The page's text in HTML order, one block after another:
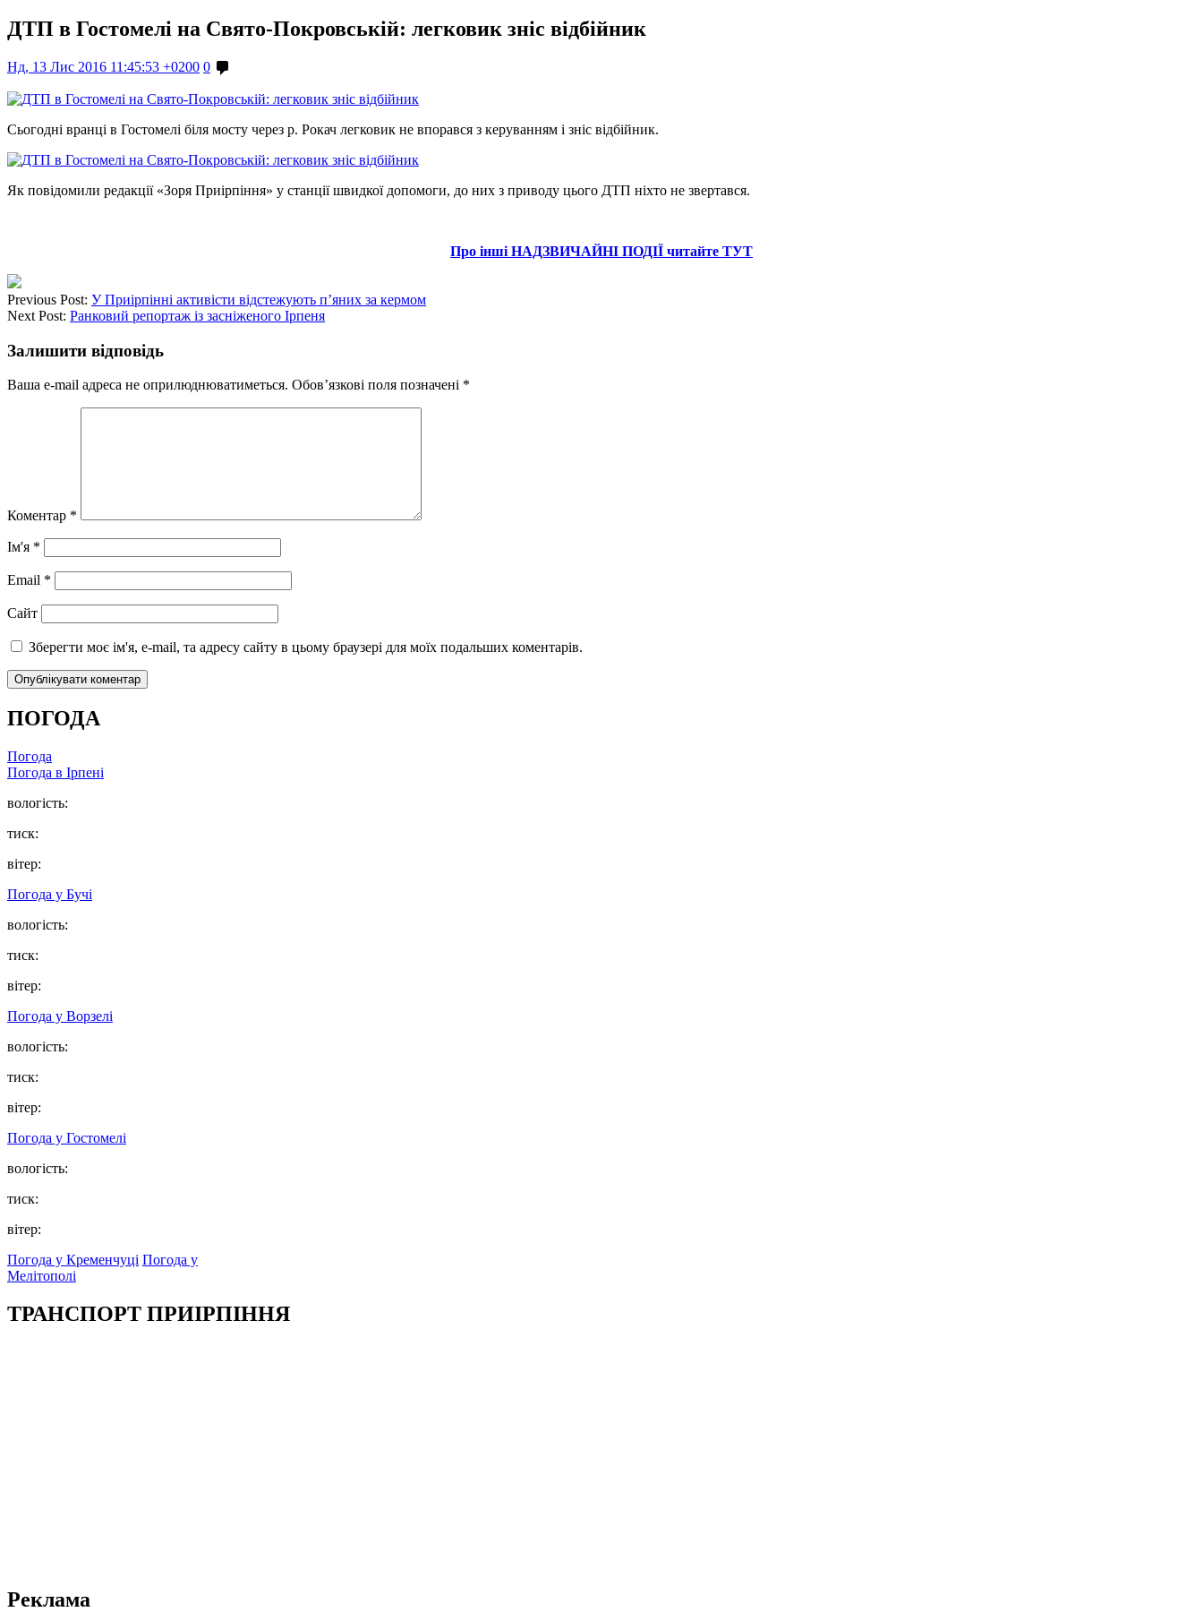
ДТП в Гостомелі на Свято-Покровській: легковик зніс відбійник
Нд, 13 Лис 2016 11:45:53 +0200 0
Сьогодні вранці в Гостомелі біля мосту через р. Рокач легковик не впорався з керуванням і зніс відбійник.
Як повідомили редакції «Зоря Приірпіння» у станції швидкої допомоги, до них з приводу цього ДТП ніхто не звертався.
Про інші НАДЗВИЧАЙНІ ПОДІЇ читайте ТУТ
Previous Post: У Приірпінні активісти відстежують п’яних за кермом
Next Post: Ранковий репортаж із засніженого Ірпеня
Залишити відповідь
Ваша e-mail адреса не оприлюднюватиметься. Обов’язкові поля позначені *
Коментар *
Ім'я *
Email *
Сайт
Зберегти моє ім'я, e-mail, та адресу сайту в цьому браузері для моїх подальших коментарів.
ПОГОДА
Погода
Погода в Ірпені
вологість:
тиск:
вітер:
Погода у Бучі
вологість:
тиск:
вітер:
Погода у Ворзелі
вологість:
тиск:
вітер:
Погода у Гостомелі
вологість:
тиск:
вітер:
Погода у Кременчуці Погода у
Мелітополі
ТРАНСПОРТ ПРИІРПІННЯ
Реклама